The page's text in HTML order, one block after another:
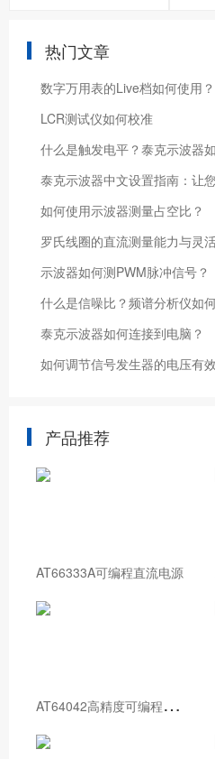
热门文章
数字万用表的Live档如何使用？
LCR测试仪如何校准
什么是触发电平？泰克示波器
泰克示波器中文设置指南：让
如何使用示波器测量占空比？
罗氏线圈的直流测量能力与灵
示波器如何测PWM脉冲信号？
什么是信噪比？频谱分析仪如
泰克示波器如何连接到电脑？
如何调节信号发生器的电压有
产品推荐
AT66333A可编程直流电源
A
T64042高精度可编程直流电源